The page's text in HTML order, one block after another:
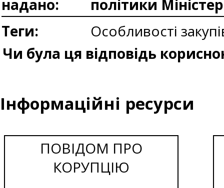
надано:
політики
Теги:
Особливості
Чи була ця відповідь
Інформаційні ресурси
ПОВІДОМ ПРО
КОРУПЦІЮ